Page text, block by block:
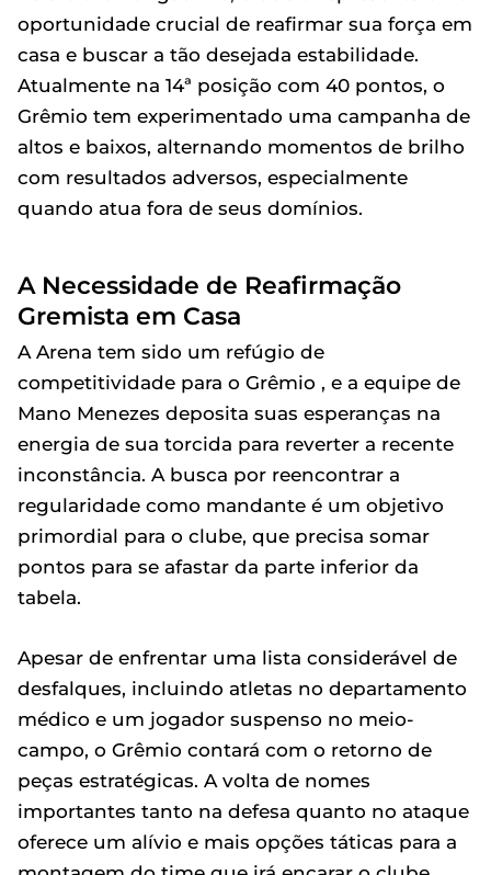
oportunidade crucial de reafirmar sua força em
casa e buscar a tão desejada estabilidade.
Atualmente na 14ª posição com 40 pontos, o
Grêmio tem experimentado uma campanha de
altos e baixos, alternando momentos de brilho
com resultados adversos, especialmente
quando atua fora de seus domínios.
A Necessidade de Reafirmação
Gremista em Casa
A Arena tem sido um refúgio de
competitividade para o Grêmio , e a equipe de
Mano Menezes deposita suas esperanças na
energia de sua torcida para reverter a recente
inconstância. A busca por reencontrar a
regularidade como mandante é um objetivo
primordial para o clube, que precisa somar
pontos para se afastar da parte inferior da
tabela.
Apesar de enfrentar uma lista considerável de
desfalques, incluindo atletas no departamento
médico e um jogador suspenso no meio-
campo, o Grêmio contará com o retorno de
peças estratégicas. A volta de nomes
importantes tanto na defesa quanto no ataque
oferece um alívio e mais opções táticas para a